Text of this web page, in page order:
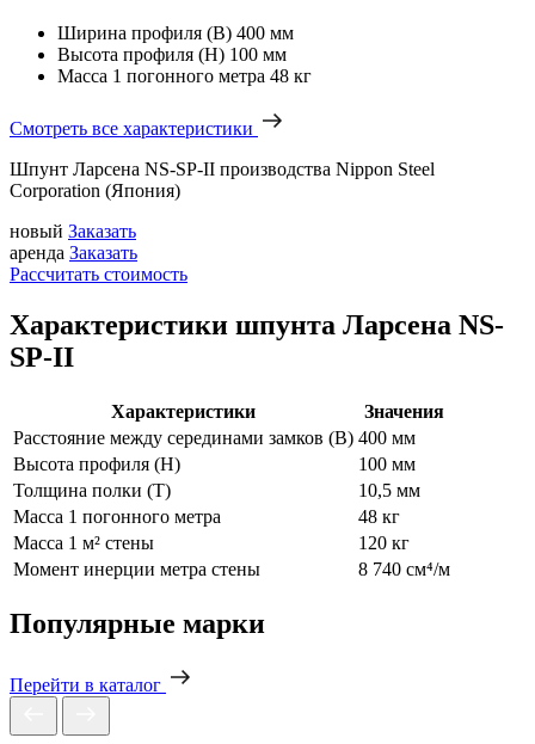
Ширина профиля (В) 400 мм
Высота профиля (Н) 100 мм
Масса 1 погонного метра 48 кг
Смотреть все характеристики
Шпунт Ларсена NS-SP-II производства Nippon Steel
Corporation (Япония)
новый Заказать
аренда Заказать
Рассчитать стоимость
Характеристики шпунта Ларсена NS-
SP-II
Характеристики
Значения
Расстояние между серединами замков (В) 400 мм
Высота профиля (Н)
100 мм
Толщина полки (T)
10,5 мм
Масса 1 погонного метра
48 кг
Масса 1 м² стены
120 кг
Момент инерции метра стены
8 740 см⁴/м
Популярные марки
Перейти в каталог